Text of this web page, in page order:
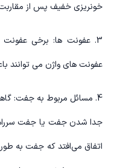
خونریزی خفیف پس از
3. عفونت ها: برخی عفونت
عفونت های واژن می توانند
4. مسائل مربوط به جفت:
جدا شدن جفت یا جفت
اتفاق می‌افتد که جفت به